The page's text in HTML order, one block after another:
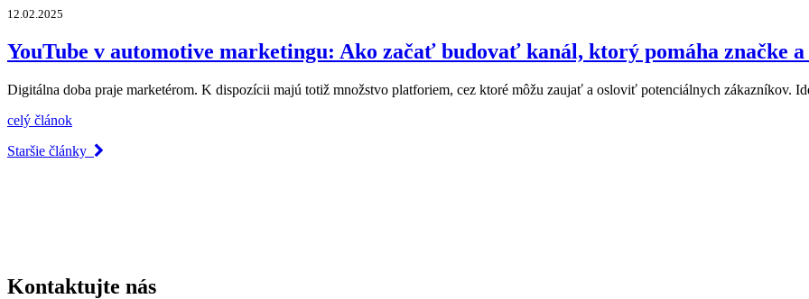
12.02.2025
YouTube v automotive marketingu: Ako začať budovať kanál, ktorý pomáha značke
Digitálna doba praje marketérom. K dispozícii majú totiž množstvo platforiem, cez ktoré môžu zaujať a osloviť potenciálnych zákazníkov.
celý článok
Staršie články
Kontaktujte nás